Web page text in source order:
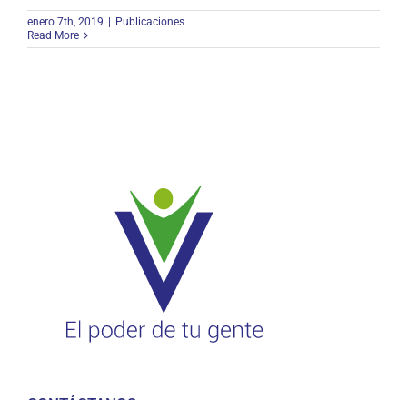
enero 7th, 2019
Publicaciones
Read More